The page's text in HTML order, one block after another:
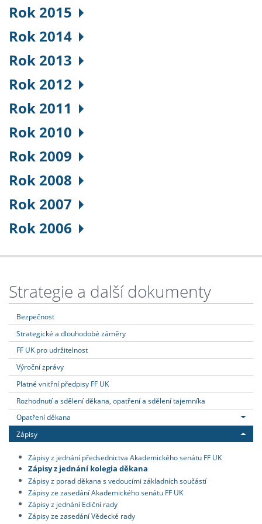
Rok 2015
Rok 2014
Rok 2013
Rok 2012
Rok 2011
Rok 2010
Rok 2009
Rok 2008
Rok 2007
Rok 2006
Strategie a další dokumenty
Bezpečnost
Strategické a dlouhodobé záměry
FF UK pro udržitelnost
Výroční zprávy
Platné vnitřní předpisy FF UK
Rozhodnutí a sdělení děkana, opatření a sdělení tajemníka
Opatření děkana
Zápisy
Zápisy z jednání předsednictva Akademického senátu FF UK
Zápisy z jednání kolegia děkana
Zápisy z porad děkana s vedoucími základních součástí
Zápisy ze zasedání Akademického senátu FF UK
Zápisy z jednání Ediční rady
Zápisy ze zasedání Vědecké rady